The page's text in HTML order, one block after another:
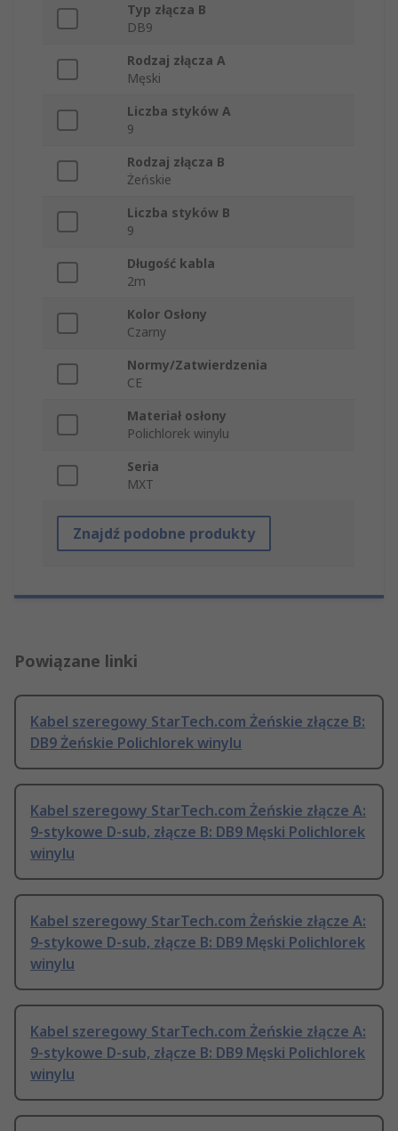
Typ złącza B
DB9
Rodzaj złącza A
Męski
Liczba styków A
9
Rodzaj złącza B
Żeńskie
Liczba styków B
9
Długość kabla
2m
Kolor Osłony
Czarny
Normy/Zatwierdzenia
CE
Materiał osłony
Polichlorek winylu
Seria
MXT
Znajdź podobne produkty
Powiązane linki
Kabel szeregowy StarTech.com Żeńskie złącze B:
DB9 Żeńskie Polichlorek winylu
Kabel szeregowy StarTech.com Żeńskie złącze A:
9-stykowe D-sub, złącze B: DB9 Męski Polichlorek
winylu
Kabel szeregowy StarTech.com Żeńskie złącze A:
9-stykowe D-sub, złącze B: DB9 Męski Polichlorek
winylu
Kabel szeregowy StarTech.com Żeńskie złącze A:
9-stykowe D-sub, złącze B: DB9 Męski Polichlorek
winylu